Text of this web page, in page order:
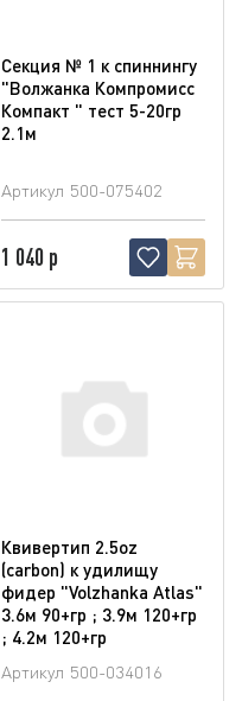
Секция № 1 к спиннингу
"Волжанка Компромисс
Компакт " тест 5-20гр
2.1м
Артикул 500-075402
1 040 р
Квивертип 2.5oz
(carbon) к удилищу
фидер "Volzhanka Atlas"
3.6м 90+гр ; 3.9м 120+гр
; 4.2м 120+гр
Артикул 500-034016